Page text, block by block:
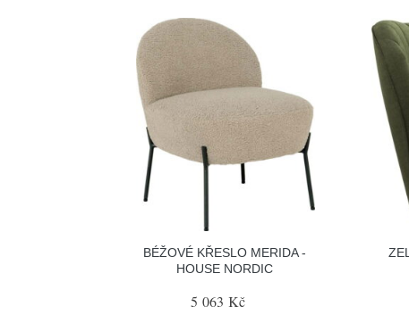
BÉŽOVÉ KŘESLO MERIDA -
HOUSE NORDIC
5 063 Kč